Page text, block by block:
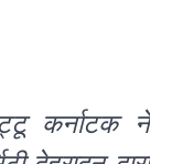
कर्नाटक ने